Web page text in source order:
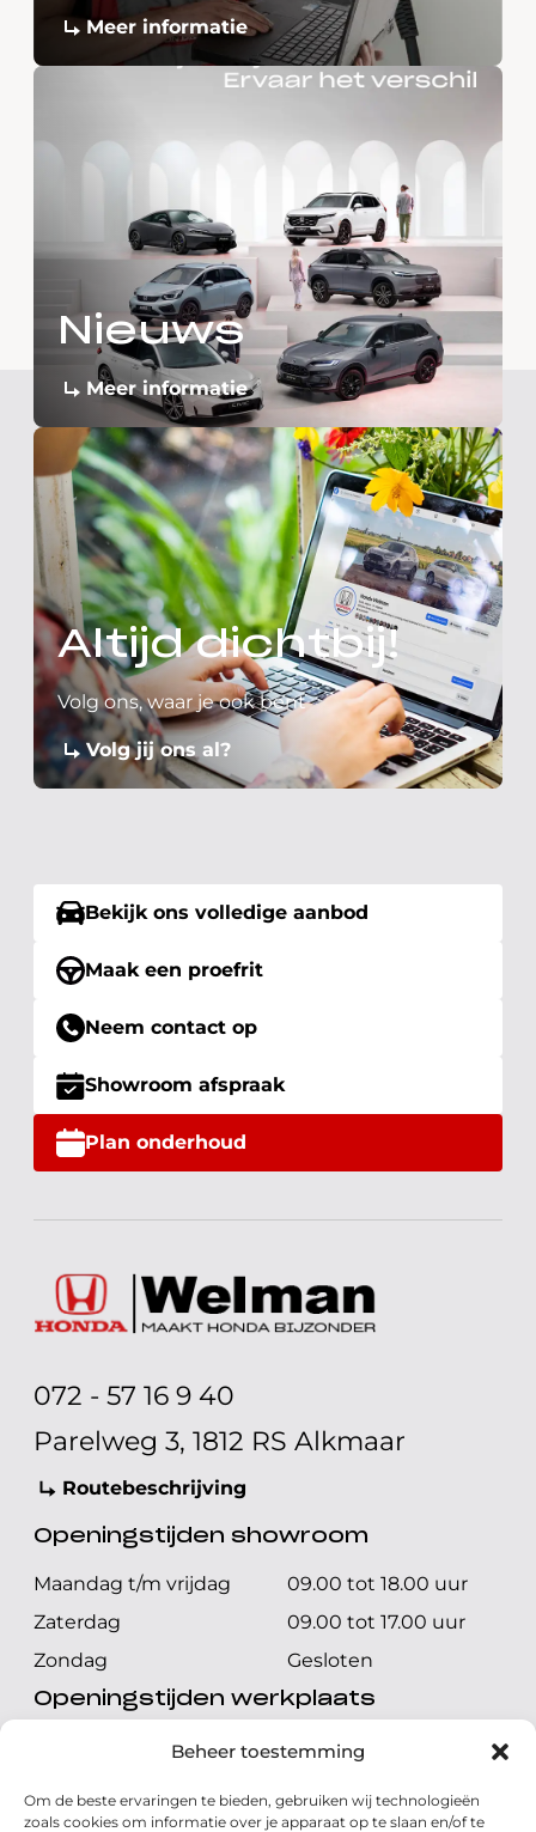
Beheer toestemming
Om de beste ervaringen te bieden, gebruiken wij technologieën
zoals cookies om informatie over je apparaat op te slaan en/of te
Meer informatie
Nieuws
Meer informatie
Altijd dichtbij!
Volg ons, waar je ook bent
Volg jij ons al?
Bekijk ons volledige aanbod
Maak een proefrit
Neem contact op
Showroom afspraak
Plan onderhoud
072 - 57 16 9 40
Parelweg 3, 1812 RS Alkmaar
Routebeschrijving
Openingstijden showroom
Maandag t/m vrijdag
09.00 tot 18.00 uur
Zaterdag
09.00 tot 17.00 uur
Zondag
Gesloten
Openingstijden werkplaats
Maandag t/m vrijdag
08.00 tot 17.00 uur
Zondag
Gesloten